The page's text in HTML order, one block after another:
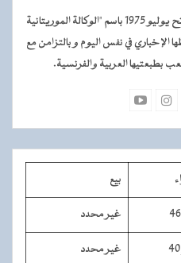
أنشئت الوكالة الموريتانية للأنباء في فاتح يوليو 1975 باسم "الوكالة الموريتانية
في نفس اليوم و بالتزامن مع
العربية والفرنسية.
بيع
غير محدد
غير محدد